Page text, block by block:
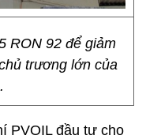
RON 92 để giảm
trương lớn của
PVOIL đầu tư cho